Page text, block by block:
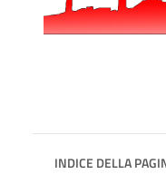
INDICE DELLA